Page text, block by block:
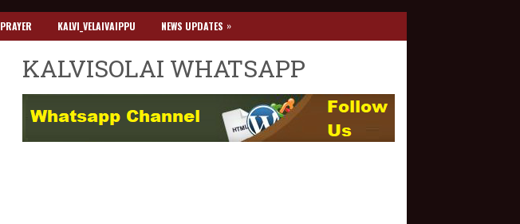
PRAYER KALVI_VELAIVAIPPU NEWS UPDATES »
KALVISOLAI WHATSAPP